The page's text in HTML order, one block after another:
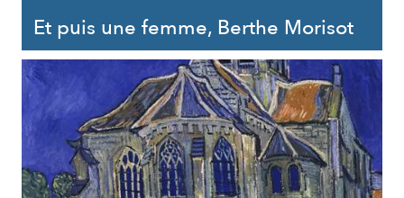
Et puis une femme, Berthe Morisot